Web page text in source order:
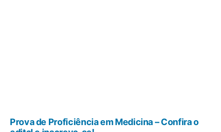
Prova de Proficiência em Medicina – Confira o